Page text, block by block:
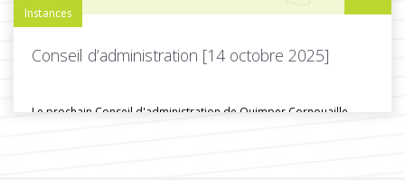
Instances
Conseil d’administration [14 octobre 2025]
Le prochain Conseil d'administration de Quimper Cornouaille